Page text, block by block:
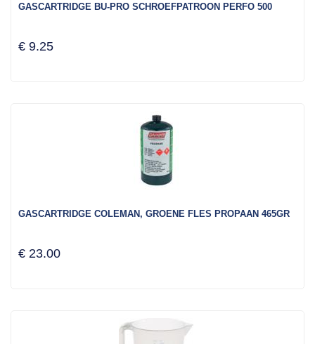
GASCARTRIDGE BU-PRO SCHROEFPATROON PERFO 500
€ 9.25
GASCARTRIDGE COLEMAN, GROENE FLES PROPAAN 465GR
€ 23.00